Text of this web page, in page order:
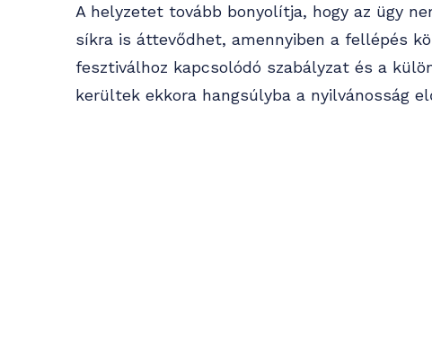
A helyzetet tovább bonyolítja, hogy az ügy
síkra is áttevődhet, amennyiben a fellépés
fesztiválhoz kapcsolódó szabályzat és a
kerültek ekkora hangsúlyba a nyilvánosság